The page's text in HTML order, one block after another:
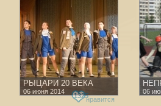
РЫЦАРИ 20 ВЕКА
06 июня 2014
1325нравится
06